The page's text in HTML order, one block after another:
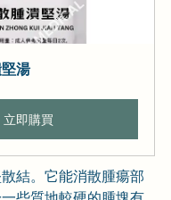
湯
立即購買
結。它能消散腫瘍部